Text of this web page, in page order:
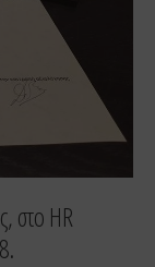
στο HR